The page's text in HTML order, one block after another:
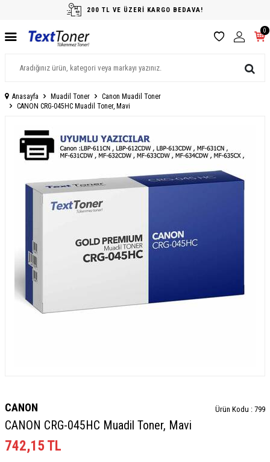
200 TL VE ÜZERİ KARGO BEDAVA!
0
Anasayfa Muadil Toner
Canon Muadil Toner
CANON CRG-045HC Muadil Toner, Mavi
CANON Ürün Kodu : 799
CANON CRG-045HC Muadil Toner, Mavi
742,15 TL